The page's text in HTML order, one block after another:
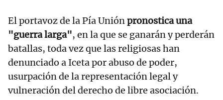
El portavoz de la Pía Uniónpronostica una
"guerra larga", en la que se ganarán y perderán
batallas, toda vez que las religiosas han
denunciado a Iceta por abuso de poder,
usurpación de la representación legal y
vulneración del derecho de libre asociación.